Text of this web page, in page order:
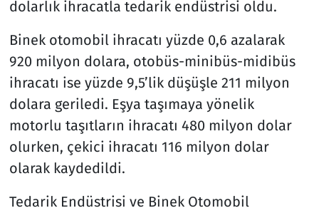
dolarlık ihracatla tedarik endüstrisi oldu.
Binek otomobil ihracatı yüzde 0,6 azalarak
920 milyon dolara, otobüs-minibüs-midibüs
ihracatı ise yüzde 9,5’lik düşüşle 211 milyon
dolara geriledi. Eşya taşımaya yönelik
motorlu taşıtların ihracatı 480 milyon dolar
olurken, çekici ihracatı 116 milyon dolar
olarak kaydedildi.
Tedarik Endüstrisi ve Binek Otomobil